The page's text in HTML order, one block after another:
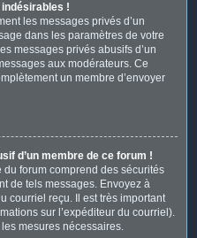
!
les messages privés d’un
dans les paramètres de votre
messages privés abusifs d’un
aux modérateurs. Ce
un membre d’envoyer
d’un membre de ce forum !
forum comprend des sécurités
de tels messages. Envoyez à
courriel reçu. Il est très important
sur l’expéditeur du courriel).
mesures nécessaires.